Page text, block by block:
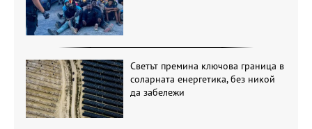
Светът премина ключова граница в
соларната енергетика, без никой
да забележи